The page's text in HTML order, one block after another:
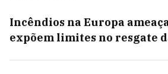
Incêndios na Europa
expõem limites no resgate